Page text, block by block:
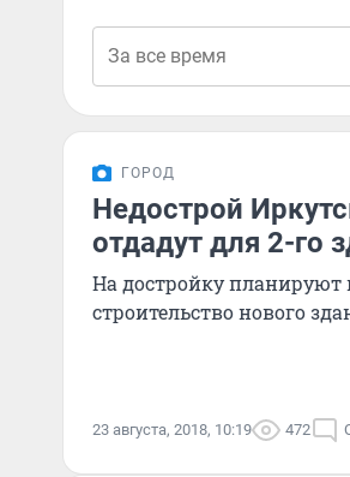
ГОРОД
Недострой
отдадут для 2-го
На достройку планируют
строительство нового
23 августа, 2018, 10:19 472